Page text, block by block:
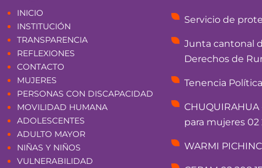
INICIO
INSTITUCIÓN
TRANSPARENCIA
REFLEXIONES
CONTACTO
MUJERES
PERSONAS CON DISCAPACIDAD
MOVILIDAD HUMANA
ADOLESCENTES
ADULTO MAYOR
NIÑAS Y NIÑOS
VULNERABILIDAD
Servicio de
Junta cantonal
Derechos de
Tenencia
para mujeres 02
WARMI